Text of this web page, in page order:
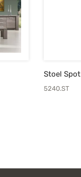
Stoel Spot
5240.ST